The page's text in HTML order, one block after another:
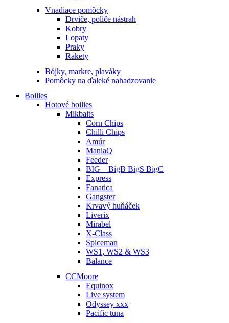
Vnadiace pomôcky
Drviče, poliče nástrah
Kobry
Lopaty
Praky
Rakety
Bójky, markre, plaváky
Pomôcky na ďaleké nahadzovanie
Boilies
Hotové boilies
Mikbaits
Corn Chips
Chilli Chips
Amúr
ManiaQ
Feeder
BIG – BigB BigS BigC
Express
Fanatica
Gangster
Krvavý huňáček
Liverix
Mirabel
X-Class
Spiceman
WS1, WS2 & WS3
Balance
CCMoore
Equinox
Live system
Odyssey xxx
Pacific tuna